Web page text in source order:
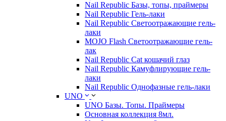
Nail Republic Базы, топы, праймеры
Nail Republic Гель-лаки
Nail Republic Светоотражающие гель-
лаки
MOJO Flash Светоотражающие гель-
лак
Nail Republic Cat кошачий глаз
Nail Republic Камуфлирующие гель-
лаки
Nail Republic Однофазные гель-лаки
UNO
UNO Базы. Топы. Праймеры
Основная коллекция 8мл.